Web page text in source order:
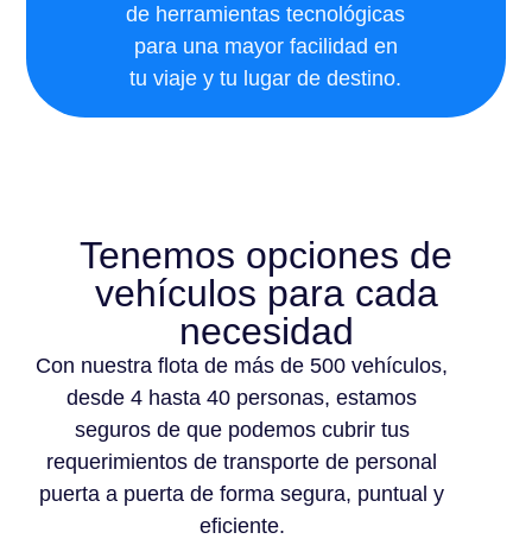
de herramientas tecnológicas
para una mayor facilidad en
tu viaje y tu lugar de destino.
Tenemos opciones de
vehículos para cada
necesidad
Con nuestra flota de más de 500 vehículos,
desde 4 hasta 40 personas, estamos
seguros de que podemos cubrir tus
requerimientos de transporte de personal
puerta a puerta de forma segura, puntual y
eficiente.